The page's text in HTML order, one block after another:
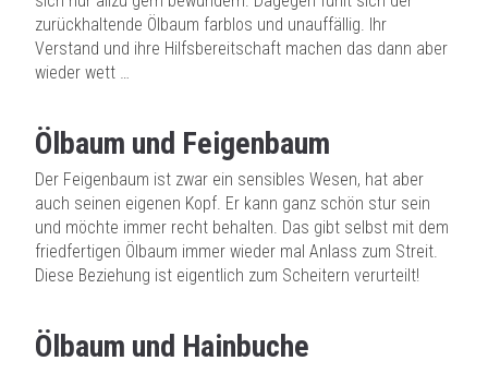
zurückhaltende Ölbaum farblos und unauffällig. Ihr
Verstand und ihre Hilfsbereitschaft machen das dann aber
wieder wett …
Ölbaum und Feigenbaum
Der Feigenbaum ist zwar ein sensibles Wesen, hat aber
auch seinen eigenen Kopf. Er kann ganz schön stur sein
und möchte immer recht behalten. Das gibt selbst mit dem
friedfertigen Ölbaum immer wieder mal Anlass zum Streit.
Diese Beziehung ist eigentlich zum Scheitern verurteilt!
Ölbaum und Hainbuche